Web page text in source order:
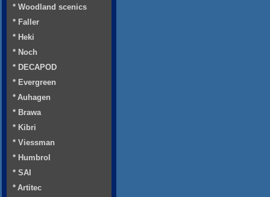
* Woodland scenics
* Faller
* Heki
* Noch
* DECAPOD
* Evergreen
* Auhagen
* Brawa
* Kibri
* Viessman
* Humbrol
* SAI
* Artitec